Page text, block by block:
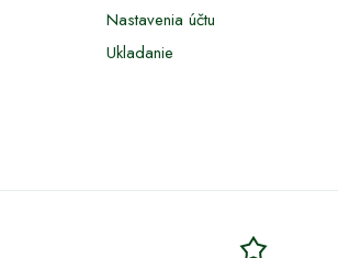
Nastavenia účtu
Ukladanie